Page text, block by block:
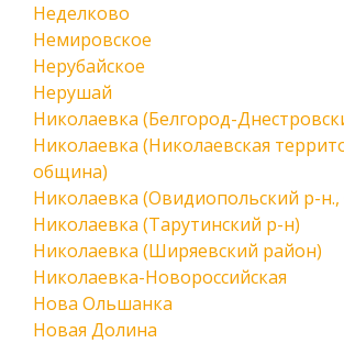
Неделково
Немировское
Нерубайское
Нерушай
Николаевка (Белгород-
Николаевка (Николаевская
община)
Николаевка (Овидиопольский р-н.,
Николаевка (Тарутинский р-н)
Николаевка (Ширяевский район)
Николаевка-Новороссийская
Нова Ольшанка
Новая Долина